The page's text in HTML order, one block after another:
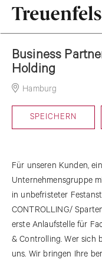
Business
Holding
Hamburg
SPEICHERN
Für unseren Kunden,
Unternehmensgruppe
in unbefristeter
CONTROLLING/
erste Anlaufstelle für
& Controlling. Wer sich
uns. Wir bringen Ihre